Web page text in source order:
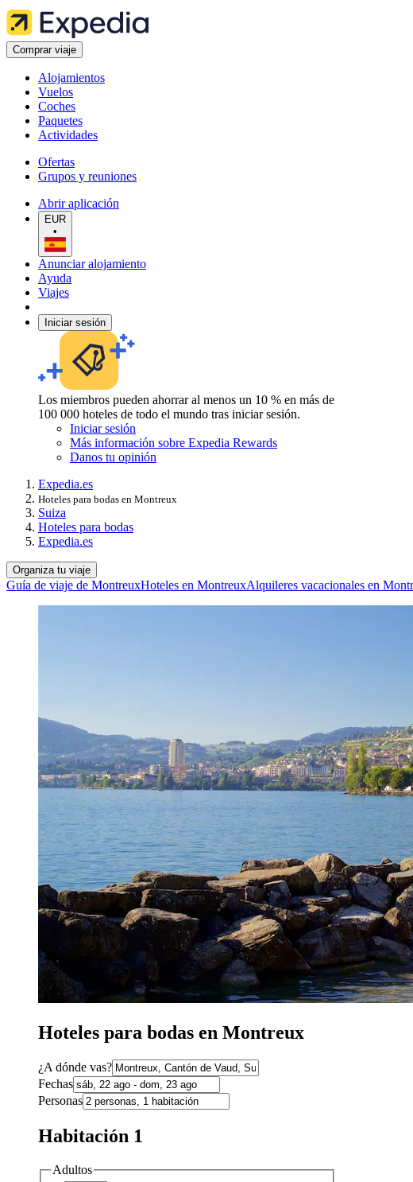
Comprar viaje
Alojamientos
Vuelos
Coches
Paquetes
Actividades
Ofertas
Grupos y reuniones
Abrir aplicación
EUR
•
Anunciar alojamiento
Ayuda
Viajes
Iniciar sesión
Los miembros pueden ahorrar al menos un 10 % en más de
100 000 hoteles de todo el mundo tras iniciar sesión.
Iniciar sesión
Más información sobre Expedia Rewards
Danos tu opinión
Expedia.es
Hoteles para bodas en Montreux
Suiza
Hoteles para bodas
Expedia.es
Organiza tu viaje
Guía de viaje de MontreuxHoteles en MontreuxAlquileres vacacionales en
Hoteles para bodas en Montreux
¿A dónde vas?
Fechas
Personas
Habitación 1
Adultos